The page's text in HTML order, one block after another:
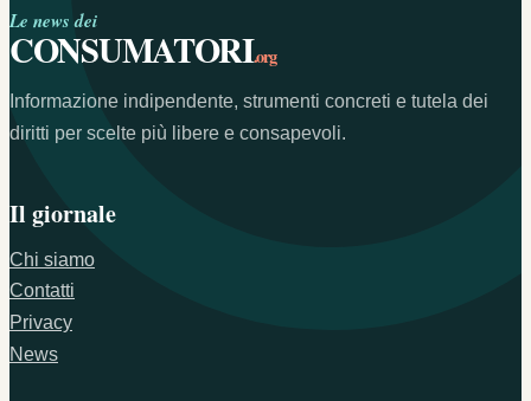
Le news dei
CONSUMATORI.org
Informazione indipendente, strumenti concreti e tutela dei
diritti per scelte più libere e consapevoli.
Il giornale
Chi siamo
Contatti
Privacy
News